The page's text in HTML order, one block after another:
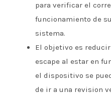
para verificar el
funcionamiento de
sistema.
El objetivo es
escape al estar en
el dispositivo se
de ir a una revision